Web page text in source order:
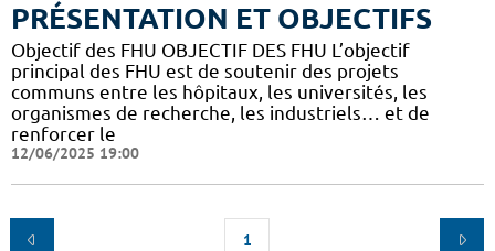
PRÉSENTATION ET OBJECTIFS
Objectif des FHU OBJECTIF DES FHU L’objectif
principal des FHU est de soutenir des projets
communs entre les hôpitaux, les universités, les
organismes de recherche, les industriels… et de
renforcer le
12/06/2025 19:00
1